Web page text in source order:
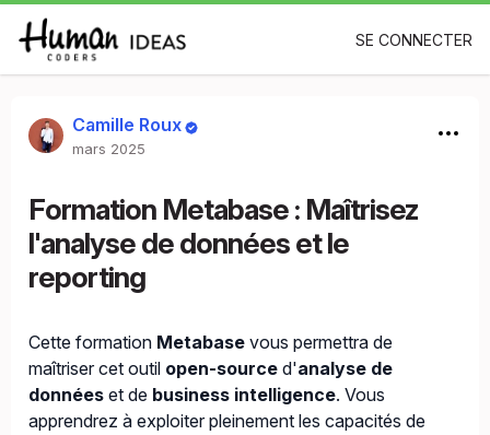
SE CONNECTER
Camille Roux
mars 2025
Formation Metabase : Maîtrisez
l'analyse de données et le
reporting
Cette formation Metabase vous permettra de
maîtriser cet outil open-source d'analyse de
données et de business intelligence. Vous
apprendrez à exploiter pleinement les capacités de